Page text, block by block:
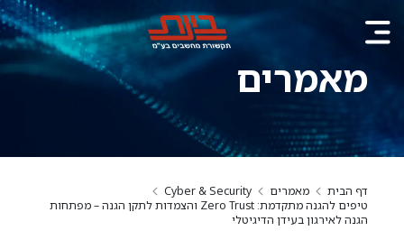
מאמרים
דף הבית מאמרים
Cyber & Security
טיפים להגנה מתקדמת: Zero Trust והצמדות לתקן הגנה – מפתחות
הגנה לאירגון בעידן הדיגיטלי